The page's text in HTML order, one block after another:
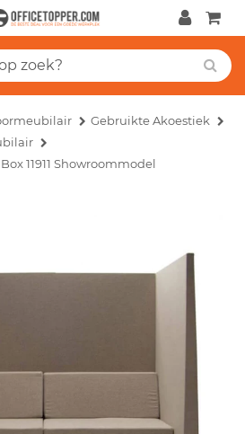
Gebruikte Akoestiek
11911 Showroommodel